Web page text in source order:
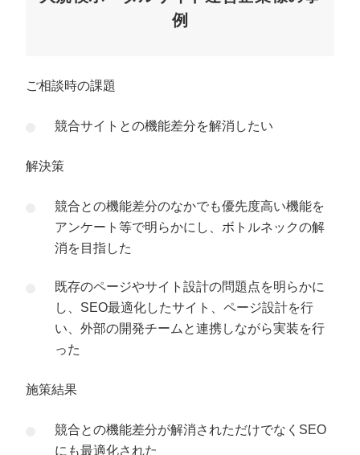
例
ご相談時の課題
競合サイトとの機能差分を解消したい
解決策
競合との機能差分のなかでも優先度高い機能を
アンケート等で明らかにし、ボトルネックの解
消を目指した
既存のページやサイト設計の問題点を明らかに
し、SEO最適化したサイト、ページ設計を行
い、外部の開発チームと連携しながら実装を行
った
施策結果
競合との機能差分が解消されただけでなくSEO
にも最適化された